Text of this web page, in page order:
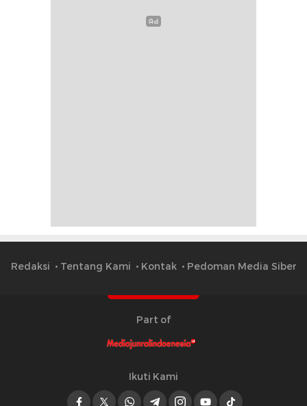
Redaksi Tentang Kami Kontak Pedoman Media Siber
Part of
Ikuti Kami